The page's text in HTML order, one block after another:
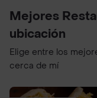
Mejores
ubicación
Elige entre los
cerca de mí